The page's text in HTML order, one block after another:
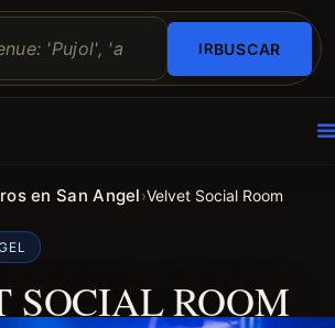
BUSCAR
en San Angel›Velvet Social Room
SOCIAL ROOM